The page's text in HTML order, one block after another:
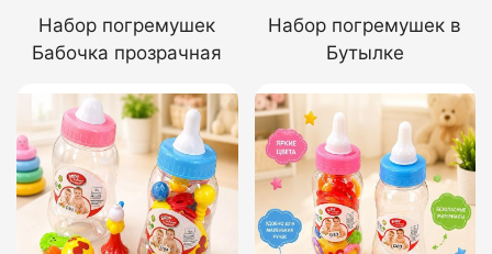
Набор погремушек
Бабочка прозрачная
Набор погремушек в
Бутылке